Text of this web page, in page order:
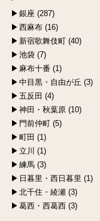
銀座 (287)
西麻布 (16)
新宿歌舞伎町 (40)
池袋 (7)
麻布十番 (1)
中目黒・自由が丘 (3)
五反田 (4)
神田・秋葉原 (10)
門前仲町 (5)
町田 (1)
立川 (1)
練馬 (3)
日暮里・西日暮里 (1)
北千住・綾瀬 (3)
葛西・西葛西 (3)